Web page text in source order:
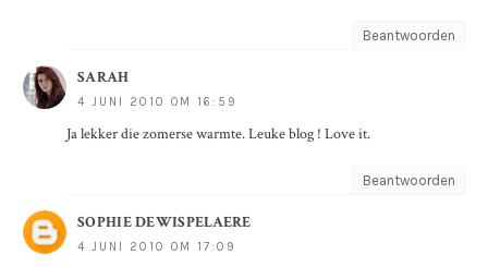
Beantwoorden
SARAH
4 JUNI 2010 OM 16:59
Ja lekker die zomerse warmte. Leuke blog ! Love it.
Beantwoorden
SOPHIE DEWISPELAERE
4 JUNI 2010 OM 17:09